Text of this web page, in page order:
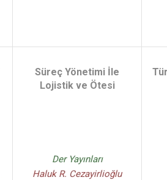
Süreç Yönetimi İle
Lojistik ve Ötesi
Der Yayınları
Haluk R. Cezayirlioğlu